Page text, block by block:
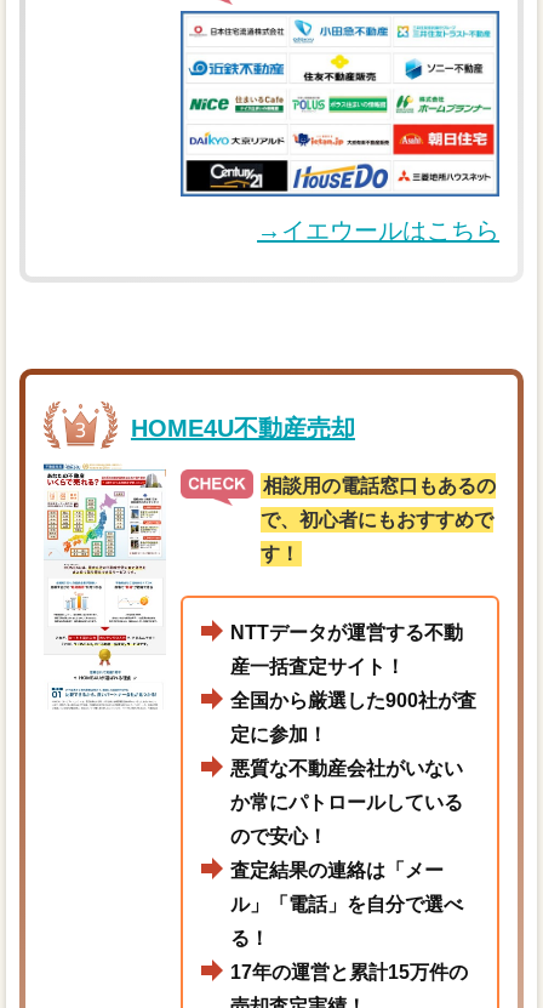
→イエウールはこちら
HOME4U不動産売却
相談用の電話窓口もあるの
で、初心者にもおすすめで
す！
NTTデータが運営する不動
産一括査定サイト！
全国から厳選した900社が査
定に参加！
悪質な不動産会社がいない
か常にパトロールしている
ので安心！
査定結果の連絡は「メー
ル」「電話」を自分で選べ
る！
17年の運営と累計15万件の